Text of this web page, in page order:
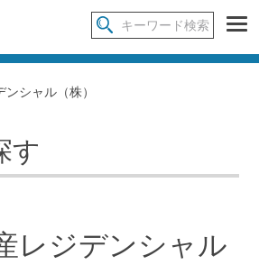
シャル（株）
す
レジデンシャル